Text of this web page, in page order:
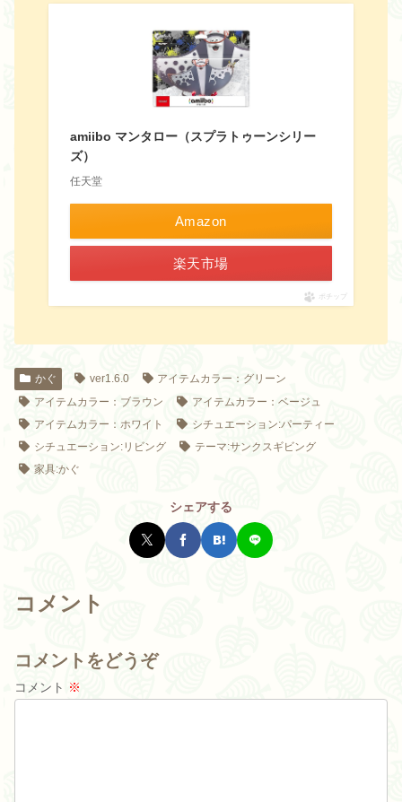
amiibo マンタロー（スプラトゥーンシリー
ズ）
任天堂
Amazon
楽天市場
ポチップ
かぐ ver1.6.0
アイテムカラー：グリーン
アイテムカラー：ブラウン
アイテムカラー：ベージュ
アイテムカラー：ホワイト
シチュエーション:パーティー
シチュエーション:リビング
テーマ:サンクスギビング
家具:かぐ
シェアする
コメント
コメントをどうぞ
コメント ※